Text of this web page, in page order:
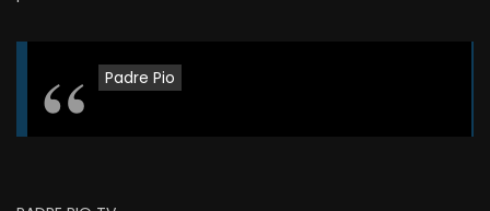
Padre Pio